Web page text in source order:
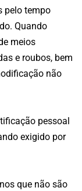
pelo tempo
Quando
meios
e roubos, bem
não
pessoal
exigido por
que não são